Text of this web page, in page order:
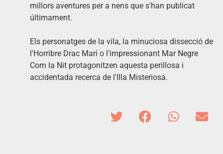
millors aventures per a nens que s'han publicat
últimament.
Els personatges de la vila, la minuciosa dissecció de
l'Horribre Drac Marí o l'impressionant Mar Negre
Com la Nit protagonitzen aquesta perillosa i
accidentada recerca de l'Illa Misteriosa.